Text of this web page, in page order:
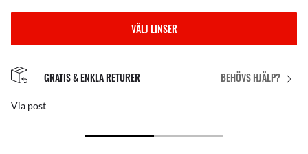
VÄLJ LINSER
BEHÖVS HJÄLP?
GRATIS & ENKLA RETURER
Via post